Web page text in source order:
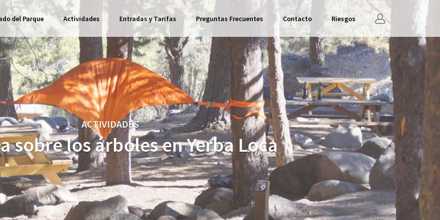
del Parque Actividades Entradas y Tarifas Preguntas Frecuentes Contacto Riesgos
Iniciar
sesión
ACTIVIDADES
sobre los árboles en Yerba Loca